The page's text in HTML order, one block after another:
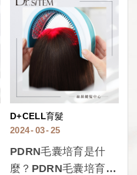
理與方法！
D+CELL育髮
25
03
2024
PDRN毛囊培育是什
麼？PDRN毛囊培育適